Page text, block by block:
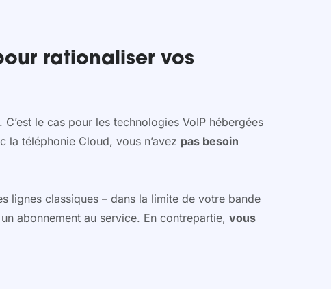
rationaliser vos
le cas pour les technologies VoIP hébergées
la téléphonie Cloud, vous n’avez pas besoin
lignes classiques – dans la limite de votre bande
abonnement au service. En contrepartie, vous